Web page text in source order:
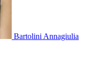
Bartolini Annagiulia